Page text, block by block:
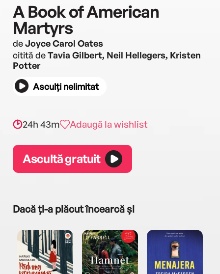
A Book of American
Martyrs
deJoyce Carol Oates
citită deTavia Gilbert, Neil Hellegers, Kristen
Potter
Asculți nelimitat
24h 43m Adaugă la wishlist
Ascultă gratuit
Dacă ți-a plăcut încearcă și